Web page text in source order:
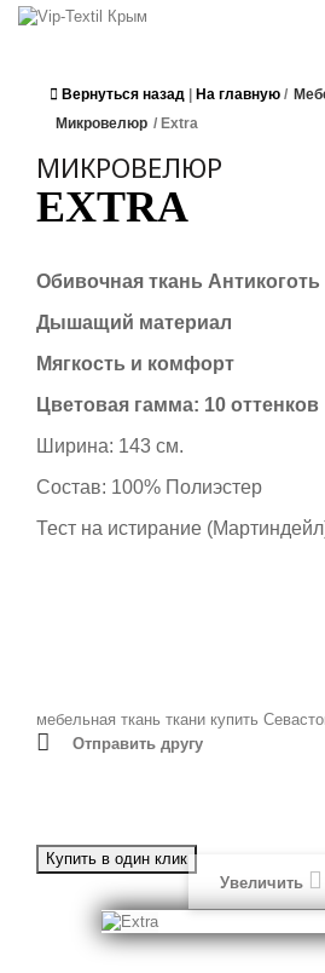
Вернуться назад На главную /
Микровелюр / Extra
МИКРОВЕЛЮР
EXTRA
Обивочная ткань Антикоготь
Дышащий материал
Мягкость и комфорт
Цветовая гамма: 10 оттенков
Ширина: 143 см.
Состав: 100% Полиэстер
Тест на истирание
мебельная ткань ткани купить
Отправить другу
Увеличить